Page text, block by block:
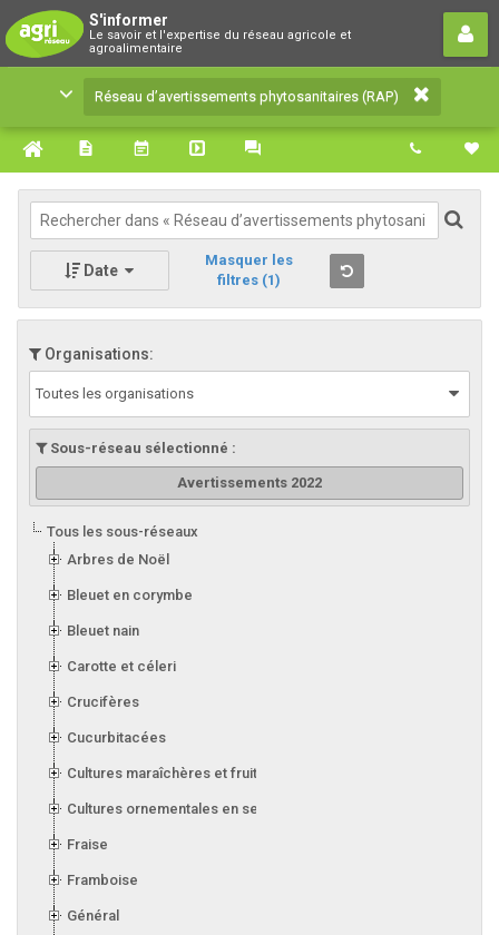
S'informer
Le savoir et l'expertise du réseau agricole et
agroalimentaire
Réseau d’avertissements
phytosanitaires (RAP)
Le savoir et l'expertise du réseau agricole et
agroalimentaire
Réseau d’avertissements phytosanitaires (RAP)
Date
Masquer les
filtres (1)
Organisations:
Toutes les organisations
Sous-réseau sélectionné :
Avertissements 2022
Tous les sous-réseaux
Arbres de Noël
Bleuet en corymbe
Bleuet nain
Carotte et céleri
Crucifères
Cucurbitacées
Cultures maraîchères et fruitières en serre
Cultures ornementales en serre
Fraise
Framboise
Général